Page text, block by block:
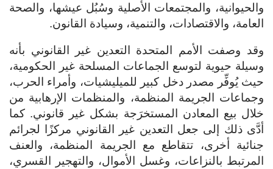
والحيوانية، والمجتمعات الأصلية وسُبُل عيشها، والصحة
العامة، والاقتصادات، والتنمية، وسيادة القانون.
وقد وصفت الأمم المتحدة التعدين غير القانوني بأنه
وسيلة حيوية لتوسع الجماعات المسلحة غير الحكومية،
حيث يُوفِّر مصدر دخل كبير للميليشيات، وأمراء الحرب،
وجماعات الجريمة المنظمة، والمنظمات الإرهابية من
خلال بيع المعادن المستخرَجة بشكل غير قانوني. كما
أدَّى ذلك إلى جعل التعدين غير القانوني مركزًا لجرائم
جنائية أخرى، تتقاطع مع الجريمة المنظمة، والعنف
المرتبط بالنزاعات، وغسل الأموال، والتهجير القسري،